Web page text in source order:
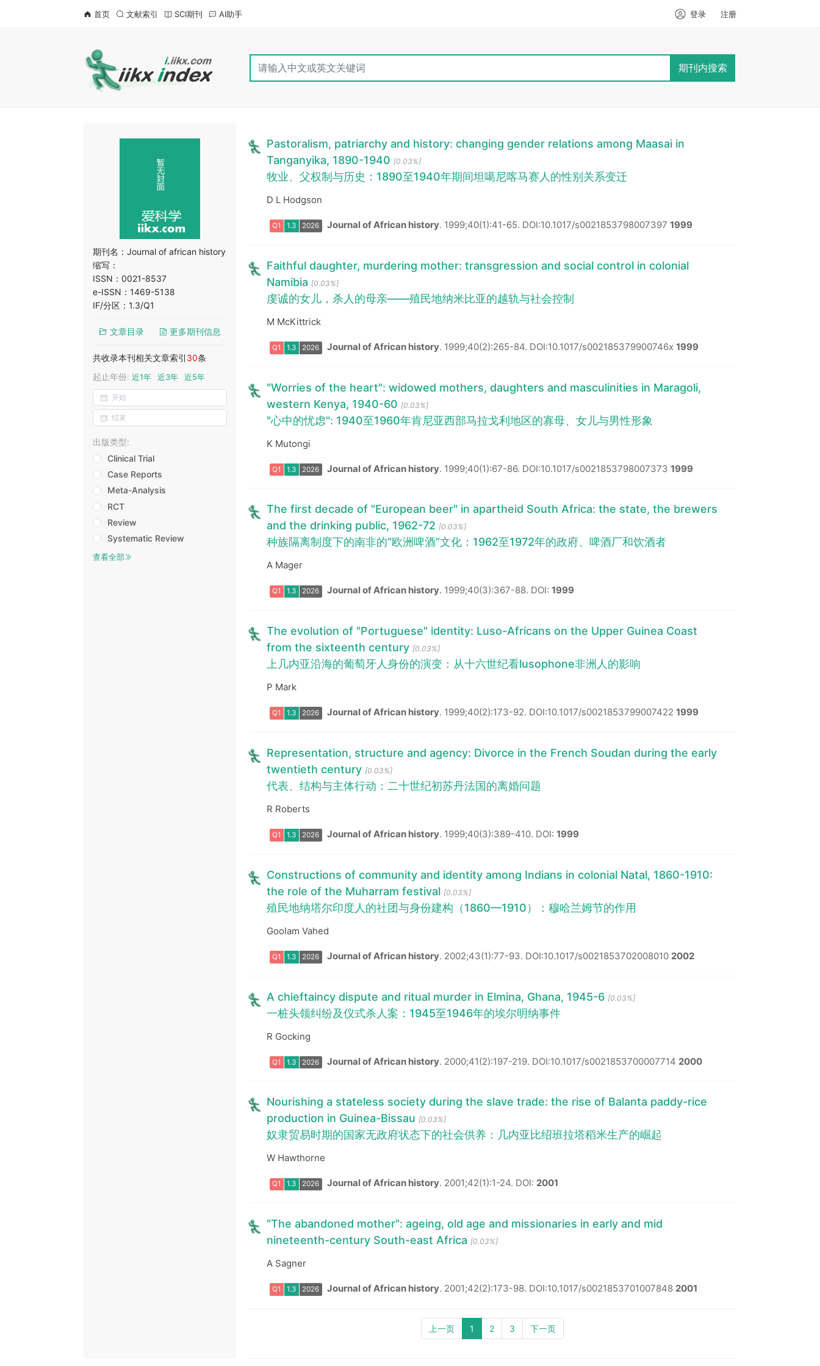
首页 文献索引 SCI期刊 AI助手 登录 注册
期刊内搜索
期刊名： Journal of african history
缩写：
ISSN：0021-8537
e-ISSN：1469-5138
IF/分区：1.3/Q1
文章目录 更多期刊信息
共收录本刊相关文章索引 30条
起止年份: 近1年 近3年 近5年
出版类型:
Clinical Trial
Case Reports
Meta-Analysis
RCT
Review
Systematic Review
查看全部
Pastoralism, patriarchy and history: changing gender relations among Maasai in
Tanganyika, 1890-1940 [0.03%]
牧业、父权制与历史：1890至1940年期间坦噶尼喀马赛人的性别关系变迁
D L Hodgson
Journal of African history. 1999;40(1):41-65. DOI:10.1017/s0021853798007397 1999
Faithful daughter, murdering mother: transgression and social control in colonial
Namibia [0.03%]
虔诚的女儿，杀人的母亲——殖民地纳米比亚的越轨与社会控制
M McKittrick
Q1 1.3 2026
Journal of African history. 1999;40(2):265-84. DOI:10.1017/s002185379900746x 1999
"Worries of the heart": widowed mothers, daughters and masculinities in Maragoli,
western Kenya, 1940-60 [0.03%]
"心中的忧虑": 1940至1960年肯尼亚西部马拉戈利地区的寡母、女儿与男性形象
K Mutongi
Q1 1.3 2026
Journal of African history. 1999;40(1):67-86. DOI:10.1017/s0021853798007373 1999
The first decade of "European beer" in apartheid South Africa: the state, the brewers
and the drinking public, 1962-72 [0.03%]
种族隔离制度下的南非的“欧洲啤酒”文化：1962至1972年的政府、啤酒厂和饮酒者
A Mager
Q1 1.3 2026
Journal of African history. 1999;40(3):367-88. DOI: 1999
The evolution of "Portuguese" identity: Luso-Africans on the Upper Guinea Coast
from the sixteenth century [0.03%]
上几内亚沿海的葡萄牙人身份的演变：从十六世纪看lusophone非洲人的影响
P Mark
Q1 1.3 2026
Journal of African history. 1999;40(2):173-92. DOI:10.1017/s0021853799007422 1999
Representation, structure and agency: Divorce in the French Soudan during the early
twentieth century [0.03%]
代表、结构与主体行动：二十世纪初苏丹法国的离婚问题
R Roberts
Q1 1.3
Journal of African history. 1999;40(3):389-410. DOI: 1999
Constructions of community and identity among Indians in colonial Natal, 1860-1910:
the role of the Muharram festival [0.03%]
殖民地纳塔尔印度人的社团与身份建构（1860—1910）：穆哈兰姆节的作用
Goolam Vahed
Q1 1.3 2026
Journal of African history. 2002;43(1):77-93. DOI:10.1017/s0021853702008010 2002
A chieftaincy dispute and ritual murder in Elmina, Ghana, 1945-6 [0.03%]
一桩头领纠纷及仪式杀人案：1945至1946年的埃尔明纳事件
R Gocking
Q1 1.3 2026
Journal of African history. 2000;41(2):197-219. DOI:10.1017/s0021853700007714 2000
Nourishing a stateless society during the slave trade: the rise of Balanta paddy-rice
production in Guinea-Bissau [0.03%]
奴隶贸易时期的国家无政府状态下的社会供养：几内亚比绍班拉塔稻米生产的崛起
W Hawthorne
Journal of African history. 2001;42(1):1-24. DOI: 2001
"The abandoned mother": ageing, old age and missionaries in early and mid
nineteenth-century South-east Africa [0.03%]
A Sagner
Journal of African history. 2001;42(2):173-98. DOI:10.1017/s0021853701007848 2001
上一页 1 2 3 下一页